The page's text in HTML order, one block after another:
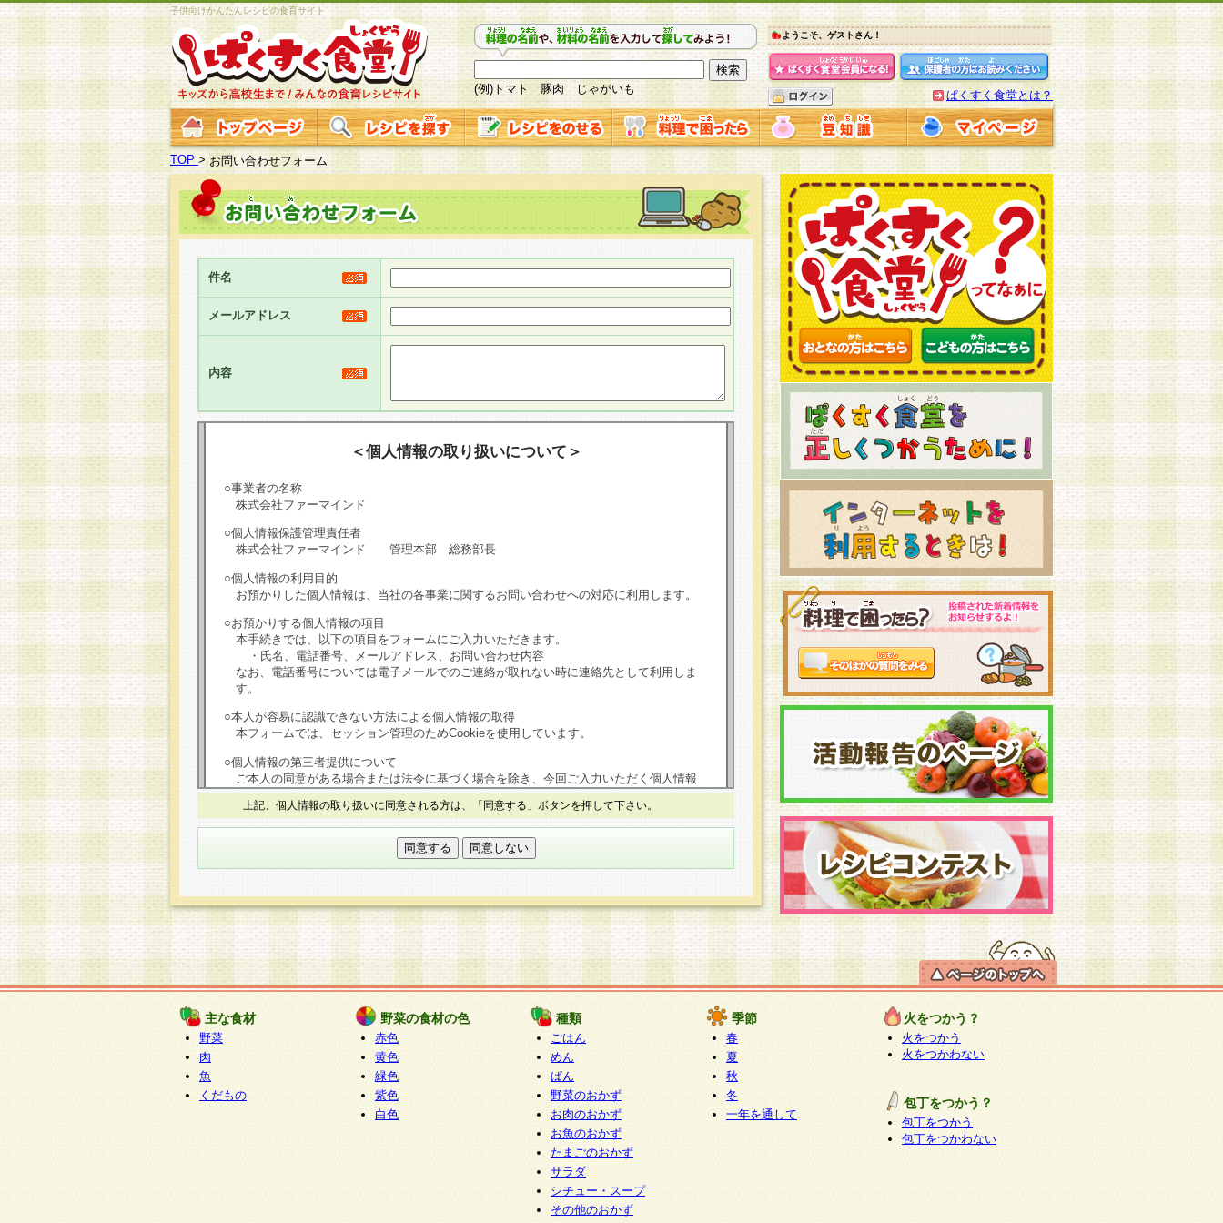
子供向けかんたんレシピの食育サイト
(例)トマト 豚肉 じゃがいも
ようこそ、ゲストさん！
ぱくすく食堂とは？
TOP >お問い合わせフォーム
件名
メールアドレス
内容
＜個人情報の取り扱いについて＞
○事業者の名称
株式会社ファーマインド
○個人情報保護管理責任者
株式会社ファーマインド 管理本部 総務部長
○個人情報の利用目的
お預かりした個人情報は、当社の各事業に関するお問い合わせへの対応に利用します。
○お預かりする個人情報の項目
本手続きでは、以下の項目をフォームにご入力いただきます。
・氏名、電話番号、メールアドレス、お問い合わせ内容
なお、電話番号については電子メールでのご連絡が取れない時に連絡先として利用しま
す。
○本人が容易に認識できない方法による個人情報の取得
本フォームでは、セッション管理のためCookieを使用しています。
○個人情報の第三者提供について
ご本人の同意がある場合または法令に基づく場合を除き、今回ご入力いただく個人情報
は第三者に提供しません。
個人情報の取り扱いを外部に委託する場合は、当社が規定する個人情報管理基準を満た
す企業を選定して委託を行い、適切な取り扱いが行われるよう監督します。
本人からの求めにより、当社が本件により取得した開示対象個人情報の利用目的の通
知・開示・内容の訂正・追加または削除・利用の停止・消去及び第三者への提供の禁止
（以下、総称して「開示等」といいます。）に応じます。
開示等に応じる窓口は以下になります。
ぱくすく食堂個人情報お客様相談窓口
paku-info@pakusuku.com
個人情報を与えることは任意ですが、個人情報の取扱いについて同意をいただけない場
合には、当社のサービスの提供、お客様からのお問い合わせ・ご相談への対応ができな
い場合がございますのでご了承ください。
上記、個人情報の取り扱いに同意される方は、「同意する」ボタンを押して下さい。
主な食材
野菜
肉
魚
くだもの
野菜の食材の色
赤色
黄色
緑色
紫色
白色
種類
ごはん
めん
ぱん
野菜のおかず
お肉のおかず
お魚のおかず
たまごのおかず
サラダ
シチュー・スープ
その他のおかず
季節
春
夏
秋
冬
一年を通して
火をつかう？
火をつかう
火をつかわない
包丁をつかう？
包丁をつかう
包丁をつかわない